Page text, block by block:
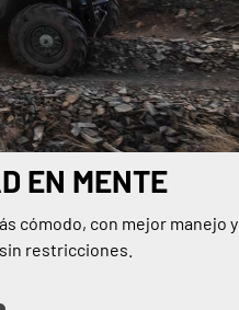
EN MENTE
cómodo, con mejor manejo y
restricciones.